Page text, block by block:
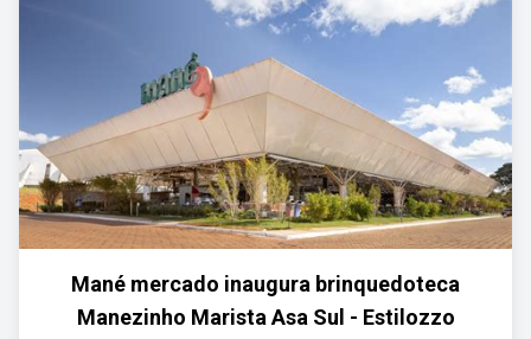
Mané mercado inaugura brinquedoteca
Manezinho Marista Asa Sul - Estilozzo